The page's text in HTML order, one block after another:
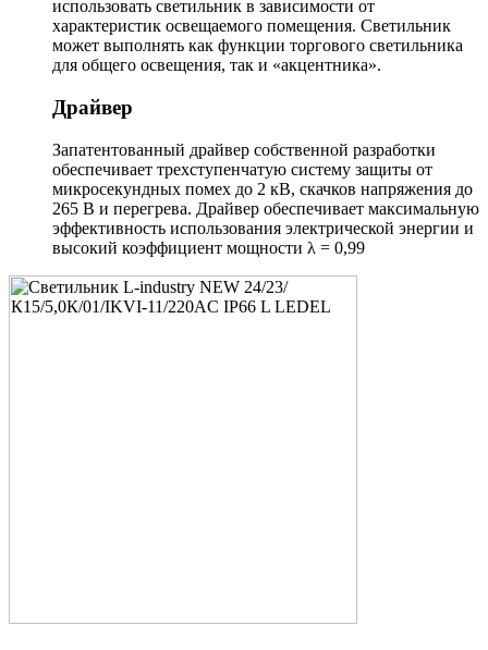
использовать светильник в зависимости от
характеристик освещаемого помещения. Светильник
может выполнять как функции торгового светильника
для общего освещения, так и «акцентника».
Драйвер
Запатентованный драйвер собственной разработки
обеспечивает трехступенчатую систему защиты от
микросекундных помех до 2 кВ, скачков напряжения до
265 В и перегрева. Драйвер обеспечивает максимальную
эффективность использования электрической энергии и
высокий коэффициент мощности λ = 0,99